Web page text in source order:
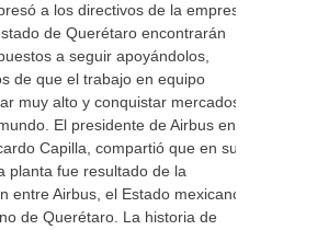
a los directivos de la empresa,
de Querétaro encontrarán
a seguir apoyándolos,
de que el trabajo en equipo
muy alto y conquistar mercados
El presidente de Airbus en
Capilla, compartió que en su
planta fue resultado de la
entre Airbus, el Estado mexicano
de Querétaro. La historia de